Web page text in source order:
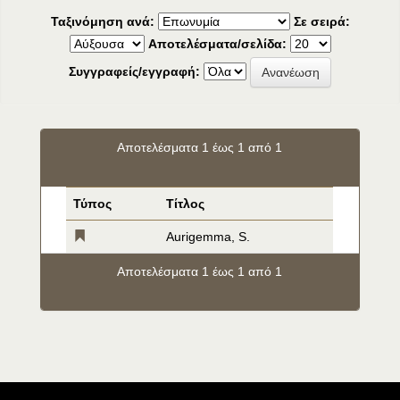
Ταξινόμηση ανά:
Σε σειρά:
Αποτελέσματα/σελίδα:
Συγγραφείς/εγγραφή:
Αποτελέσματα 1 έως 1 από 1
Τύπος Τίτλος
Aurigemma, S.
Αποτελέσματα 1 έως 1 από 1